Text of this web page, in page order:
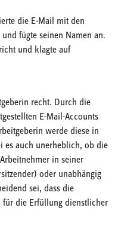
die E-Mail mit den
fügte seinen Namen an.
und klagte auf
recht. Durch die
E-Mail-Accounts
werde diese in
es auch unerheblich, ob die
in seiner
oder unabhängig
sei, dass die
für die Erfüllung dienstlicher